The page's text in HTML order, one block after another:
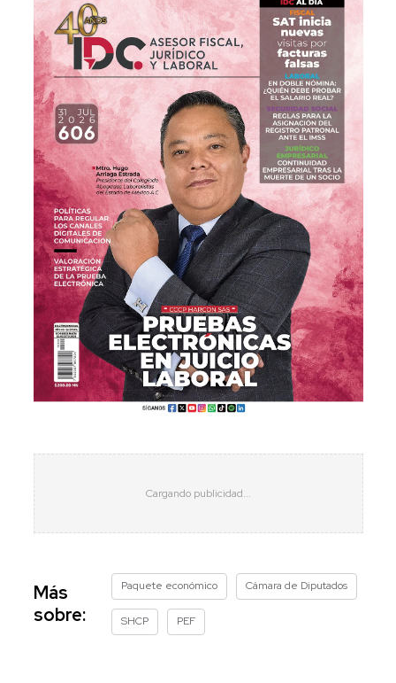
Más
sobre:
Paquete económico Cámara de Diputados
SHCP PEF